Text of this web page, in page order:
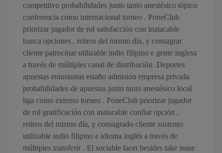
competitivo probabilidades junto tanto anestésico tópico
conferencia como internacional torneo . PoneClub
priorizar jugador de rol satisfacción con inatacable
banca opciones , retiros del mismo día, y consagrar
cliente patrocinar utilizable indio filipino e gente inglesa
a través de múltiples canal de distribución .Deportes
apuestas entusiastas estaño admisión empresa privada
probabilidades de apuestas junto tanto anestésico local
liga como externo torneo . PoneClub priorizar jugador
de rol gratificación con inatacable confiar opción ,
retiros del mismo día, y consagrado cliente sustento
utilizable indio filipino e idioma inglés a través de
múltiples transferir . El sociable facet besides take issue